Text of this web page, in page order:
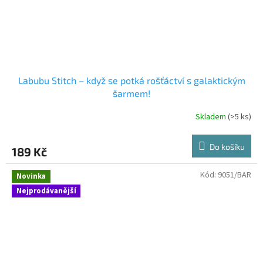
Labubu Stitch – když se potká rošťáctví s galaktickým
šarmem!
je
3,6
5
hvězdiček.
Skladem(>5 ks)
189 Kč Do košíku
Novinka
Nejprodávanější
Kód: 9051/BAR